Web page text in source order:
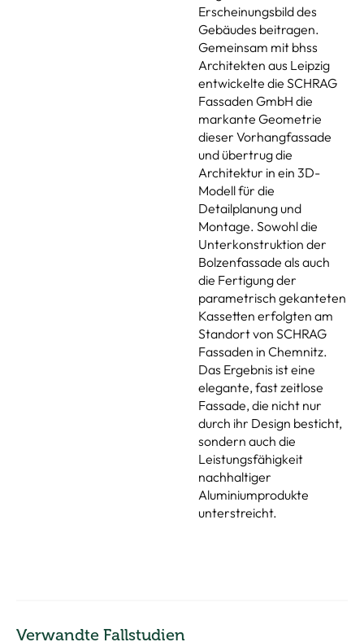
Erscheinungsbild des
Gebäudes beitragen.
Gemeinsam mit bhss
Architekten aus Leipzig
entwickelte die SCHRAG
Fassaden GmbH die
markante Geometrie
dieser Vorhangfassade
und übertrug die
Architektur in ein 3D-
Modell für die
Detailplanung und
Montage. Sowohl die
Unterkonstruktion der
Bolzenfassade als auch
die Fertigung der
parametrisch gekanteten
Kassetten erfolgten am
Standort von SCHRAG
Fassaden in Chemnitz.
Das Ergebnis ist eine
elegante, fast zeitlose
Fassade, die nicht nur
durch ihr Design besticht,
sondern auch die
Leistungsfähigkeit
nachhaltiger
Aluminiumprodukte
unterstreicht.
Verwandte Fallstudien